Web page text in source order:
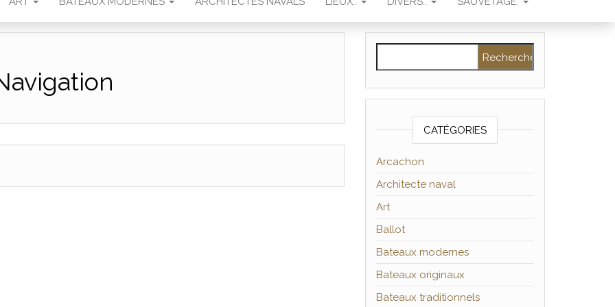
CATÉGORIES
Arcachon
Architecte naval
Art
Ballot
Bateaux modernes
Bateaux originaux
Bateaux traditionnels